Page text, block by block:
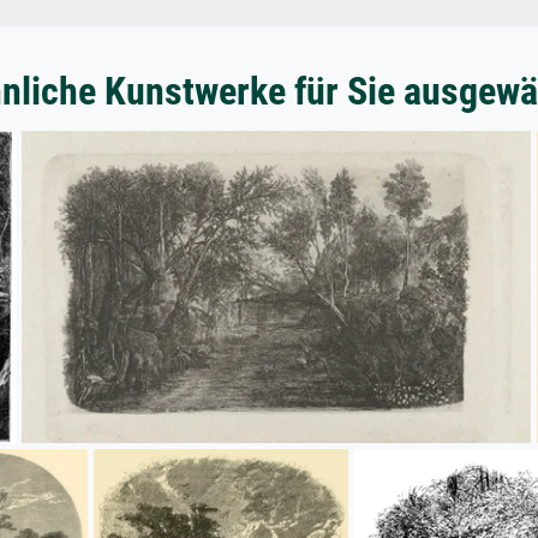
Kunstwerke für Sie